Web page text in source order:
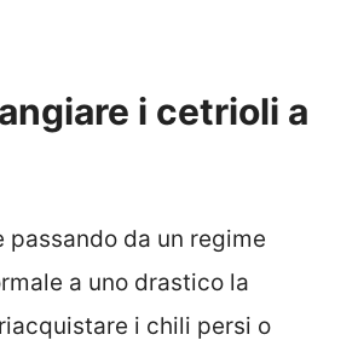
i cetrioli a
passando da un regime
a uno drastico la
i chili persi o